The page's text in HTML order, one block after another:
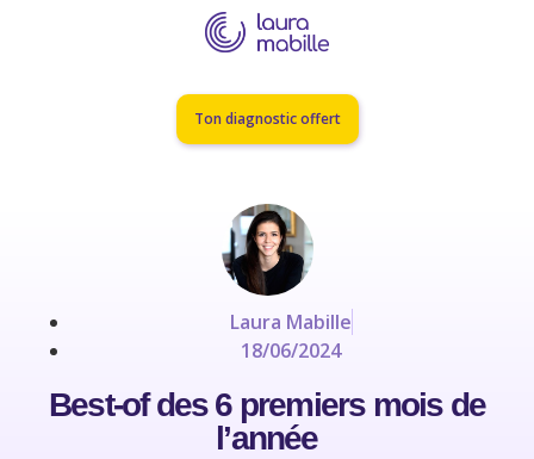
Ton diagnostic offert
Laura Mabille
18/06/2024
Best-of des 6 premiers mois de
l’année